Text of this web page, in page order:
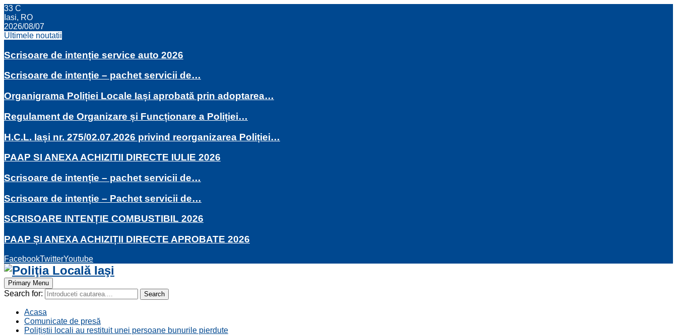
33 C
Iasi, RO
2026/08/07
Ultimele noutatii
Scrisoare de intenție service auto 2026
Scrisoare de intenție – pachet servicii de…
Organigrama Poliției Locale Iași aprobată prin adoptarea…
Regulament de Organizare și Funcționare a Poliției…
H.C.L. Iași nr. 275/02.07.2026 privind reorganizarea Poliției…
PAAP SI ANEXA ACHIZITII DIRECTE IULIE 2026
Scrisoare de intenție – pachet servicii de…
Scrisoare de intenție – Pachet servicii de…
SCRISOARE INTENȚIE COMBUSTIBIL 2026
PAAP ȘI ANEXA ACHIZIȚII DIRECTE APROBATE 2026
FacebookTwitterYoutube
Primary Menu
Search for: Search
Acasa
Comunicate de presă
Polițiștii locali au restituit unei persoane bunurile pierdute